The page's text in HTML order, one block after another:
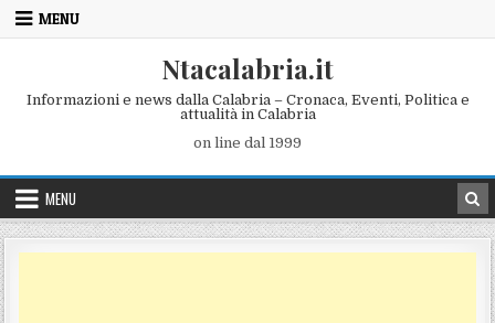
Skip to content
MENU
Ntacalabria.it
Informazioni e news dalla Calabria – Cronaca, Eventi, Politica e
attualità in Calabria
on line dal 1999
MENU